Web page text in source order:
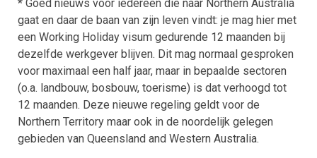
* Goed nieuws voor iedereen die naar Northern Australia
gaat en daar de baan van zijn leven vindt: je mag hier met
een Working Holiday visum gedurende 12 maanden bij
dezelfde werkgever blijven. Dit mag normaal gesproken
voor maximaal een half jaar, maar in bepaalde sectoren
(o.a. landbouw, bosbouw, toerisme) is dat verhoogd tot
12 maanden. Deze nieuwe regeling geldt voor de
Northern Territory maar ook in de noordelijk gelegen
gebieden van Queensland and Western Australia.